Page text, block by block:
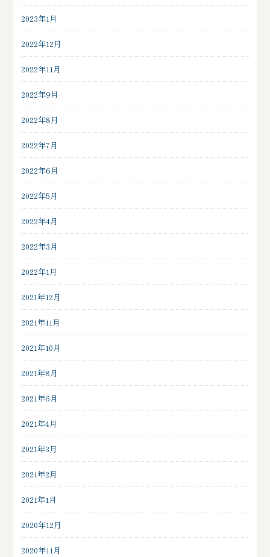
2023年1月
2022年12月
2022年11月
2022年9月
2022年8月
2022年7月
2022年6月
2022年5月
2022年4月
2022年3月
2022年1月
2021年12月
2021年11月
2021年10月
2021年8月
2021年6月
2021年4月
2021年3月
2021年2月
2021年1月
2020年12月
2020年11月